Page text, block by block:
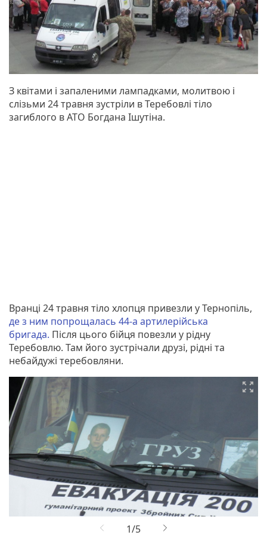
З квітами і запаленими лампадками, молитвою і
слізьми 24 травня зустріли в Теребовлі тіло
загиблого в АТО Богдана Ішутіна.
Вранці 24 травня тіло хлопця привезли у Тернопіль,
де з ним попрощалась 44-а артилерійська
бригада. Після цього бійця повезли у рідну
Теребовлю. Там його зустрічали друзі, рідні та
небайдужі теребовляни.
